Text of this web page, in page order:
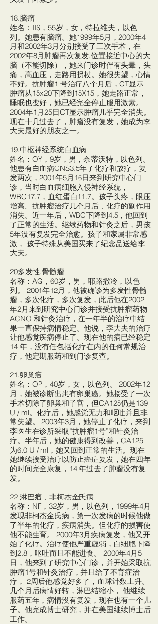
18.脑瘤
姓名：IIS，55岁，女，特拉维夫，以色
列。她患有脑瘤。她1999年5月，2000年4
月和2002年3月分别接受了三次手术，在
2002年8月肿瘤再次复发,位置接近中心的大
脑（不能切除），她来门诊时伴有头晕，头
痛，高血压，走路用拐杖。她很失望，心情
不好。抗肿瘤1 号治疗八个月后，CT显示
肿瘤从15x20下降到15X15，她走路正常，
睡眠也变好，她已经完全停止服用激素。
2004年1月25日CT显示肿瘤几乎完全消失。
现在十几过去了，肿瘤没有复发，她成为李
大夫最好的朋友之一。
19.中枢神经系统白血病
姓名：OY，9岁，男，奈蒂沃特，以色列。
他患有白血病CNS3.5年了化疗和放疗，复
发两次，2001年5月16日来到研究中心门
诊，当时白血病细胞入侵神经系统，
WBC17.7，血红蛋白11.7。孩子头疼，眼压
增高。抗肿瘤治疗几个月后，化疗的副作用
消失。近一年后，WBC下降到4.5，他回到
了正常的生活。继续药物和针灸之后，男孩
5年没有复发完全治愈。孩子和家属非常感
激， 孩子特殊从美国买来了纪念品送给李
大夫。
20多发性.骨髓瘤
名称：AG，60岁，男，耶路撒冷，以色
列。 2001年12月，他被确诊为多发性骨髓
瘤，多次化疗，多次复发，此后他在2002
年2月来到研究中心门诊并接受抗肿瘤药物
ACNO 和针灸治疗，在一年半的治疗中结
果一直保持病情稳定。他说，李大夫的治疗
让他感觉疾病停止了。现在他的病已经稳定
14 年，没有任包括化疗在内的任何常规治
疗，他定期服药和到门诊复查。
21.卵巢癌
姓名：OP，40岁，女，以色列。 2002年12
月，她被诊断出患有卵巢癌。她接受了一次
手术切除了卵巢和子宫，但CA125仍是139
U / ml。化疗后，她感觉无力和呕吐并且非
常失望。 2003年3月，她停止了化疗，来到
李医生在诊所采取“抗肿瘤1号”和针灸治
疗。半年后，她的健康得到改善，CA125
为6.0 U / ml，她又回到正常的生活。现在
她继续接受治疗以防止癌症复发，她在四年
的时间完全康复，14 年过去了肿瘤没有复
发。
22.淋巴瘤，非柯杰金氏病
名称：NF，32岁，男，以色列，1999年4月
发现非柯杰金氏病，第一次发病的时候他做
了半年的化疗，疾病消失。但化疗的损害使
他不能生育。 2000年3月疾病复发，他又开
始了化疗。治疗使他严重虚弱，白细胞下降
到2.8，呕吐而且不能进食。 2000年4月5
日，他来到了研究中心门诊，并开始采取抗
肿瘤1号和针灸治疗，并且给了不育症治
疗， 2周后他感觉好多了，血球计数上升。
几个月后病情好转，淋巴结缩小， 他继续
服药五年，病情没有复发，现在也有一个儿
子。他完成博士研究，并在美国继续博士后
工作。